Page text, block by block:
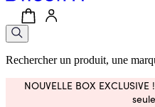
Rechercher un produit, une
NOUVELLE BOX EXCLUSIVE !